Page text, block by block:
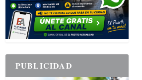
PUBLICIDAD